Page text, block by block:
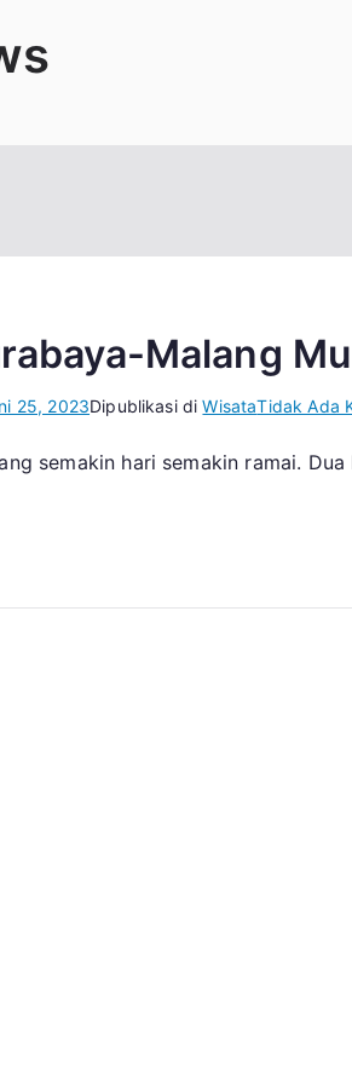
Malang
25, 2023Dipublikasi diWisataTidak Ada
semakin hari semakin ramai.